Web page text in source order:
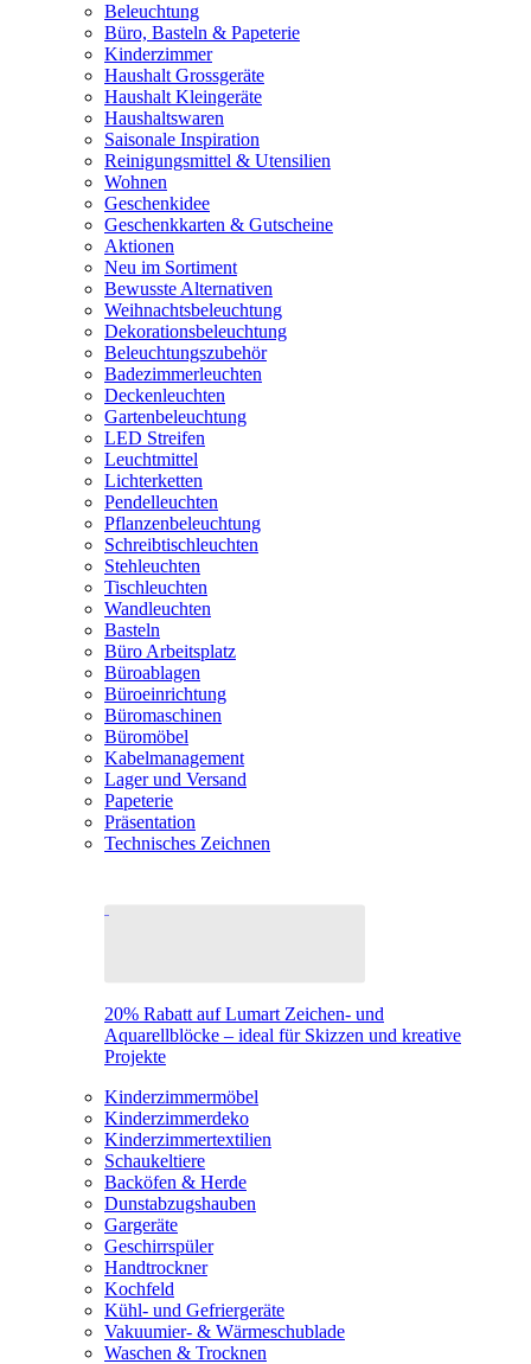
Beleuchtung
Büro, Basteln & Papeterie
Kinderzimmer
Haushalt Grossgeräte
Haushalt Kleingeräte
Haushaltswaren
Saisonale Inspiration
Reinigungsmittel & Utensilien
Wohnen
Geschenkidee
Geschenkkarten & Gutscheine
Aktionen
Neu im Sortiment
Bewusste Alternativen
Weihnachtsbeleuchtung
Dekorationsbeleuchtung
Beleuchtungszubehör
Badezimmerleuchten
Deckenleuchten
Gartenbeleuchtung
LED Streifen
Leuchtmittel
Lichterketten
Pendelleuchten
Pflanzenbeleuchtung
Schreibtischleuchten
Stehleuchten
Tischleuchten
Wandleuchten
Basteln
Büro Arbeitsplatz
Büroablagen
Büroeinrichtung
Büromaschinen
Büromöbel
Kabelmanagement
Lager und Versand
Papeterie
Präsentation
Technisches Zeichnen
20% Rabatt auf Lumart Zeichen- und
Aquarellblöcke – ideal für Skizzen und kreative
Projekte
Kinderzimmermöbel
Kinderzimmerdeko
Kinderzimmertextilien
Schaukeltiere
Backöfen & Herde
Dunstabzugshauben
Gargeräte
Geschirrspüler
Handtrockner
Kochfeld
Kühl- und Gefriergeräte
Vakuumier- & Wärmeschublade
Waschen & Trocknen